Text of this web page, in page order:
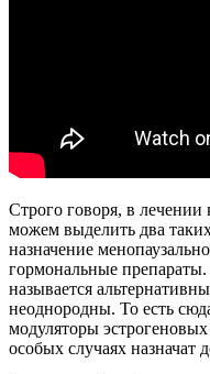
Строго говоря, в
можем выделить два
назначение
гормональные
называется
неоднородны. То есть
модуляторы
особых случаях назначат